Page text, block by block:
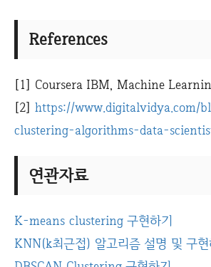
References
[1] Coursera IBM, Machine
[2] https://www.digitalvidya.com/
clustering-algorithms-data-
연관자료
K-means clustering 구현하기
KNN(k최근접) 알고리즘 설명 및 구현